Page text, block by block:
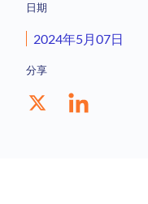
日期
2024年5月07日
分享